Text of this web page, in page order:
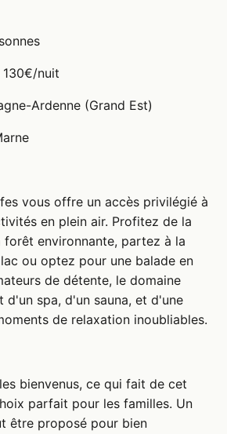
nuit
Ardenne (Grand Est)
vous offre un accès privilégié à
en plein air. Profitez de la
forêt environnante, partez à la
ou optez pour une balade en
de détente, le domaine
d'un spa, d'un sauna, et d'une
de relaxation inoubliables.
bienvenus, ce qui fait de cet
parfait pour les familles. Un
être proposé pour bien